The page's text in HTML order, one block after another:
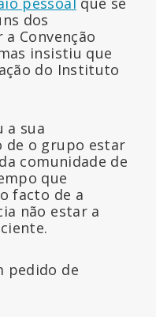
dos
Convenção
insistiu que
do Instituto
a sua
de o grupo estar
comunidade de
que
facto de a
não estar a
pedido de